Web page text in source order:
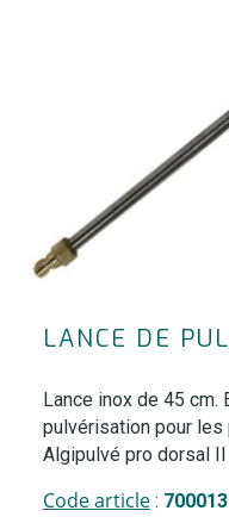
LANCE DE
Lance inox de 45
pulvérisation pour
Algipulvé pro dorsal
Code article: 700013